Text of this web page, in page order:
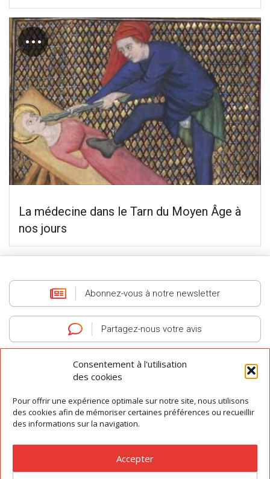
Consentement à l'utilisation
des cookies
Pour offrir une expérience optimale sur notre site, nous utilisons
des cookies afin de mémoriser certaines préférences ou recueillir
des informations sur la navigation.
Accepter
…
La médecine dans le Tarn du Moyen Âge à
nos jours
Abonnez-vous à notre newsletter
Partagez-nous votre avis
AGIT -Association des Guides Interprètes du Tarn-Tous droits réservés
© 2026